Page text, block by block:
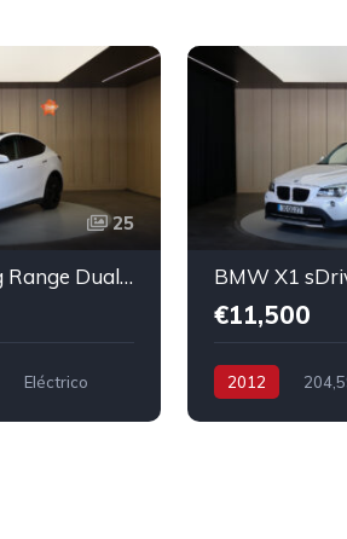
25
Tesla Model Y Long Range Dual Motor AWD
Eléctrico
€11,500
2012